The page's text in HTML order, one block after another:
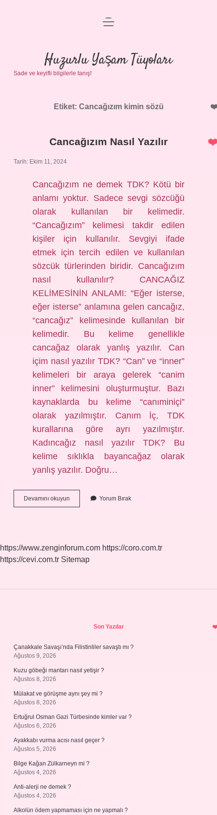
Anasayfa
Gizlilik Politikası
Yasal Uyarı
menüyü
Huzurlu Yaşam Tüyoları
Sade ve keyifli bilgilerle tanış!
Etiket: Cancağızım kimin sözü
Cancağızım Nasıl Yazılır
Tarih: Ekim 11, 2024
Cancağızım ne demek TDK? Kötü bir
anlamı yoktur. Sadece sevgi sözcüğü
olarak kullanılan bir kelimedir.
“Cancağızım” kelimesi takdir edilen
kişiler için kullanılır. Sevgiyi ifade
etmek için tercih edilen ve kullanılan
sözcük türlerinden biridir. Cancağızım
nasıl kullanılır? CANCAĞIZ
KELİMESİNİN ANLAMI: “Eğer isterse,
eğer isterse” anlamına gelen cancağız,
“cancağız” kelimesinde kullanılan bir
kelimedir. Bu kelime genellikle
cancağaz olarak yanlış yazılır. Can
içim nasıl yazılır TDK? “Can” ve “inner”
kelimeleri bir araya gelerek “canim
inner” kelimesini oluşturmuştur. Bazı
kaynaklarda bu kelime “canıminiçi”
olarak yazılmıştır. Canım İç, TDK
kurallarına göre ayrı yazılmıştır.
Kadıncağız nasıl yazılır TDK? Bu
kelime sıklıkla bayancağaz olarak
yanlış yazılır. Doğru…
Devamını okuyun Cancağızım
Nasıl
Yorum Bırak
https://www.zenginforum.com https://coro.com.tr
https://cevi.com.tr Sitemap
Son Yazılar
Çanakkale Savaşı’nda Filistinliler savaştı mı ?
Ağustos 9, 2026
Kuzu göbeği mantarı nasıl yetişir ?
Ağustos 8, 2026
Mülakat ve görüşme aynı şey mi ?
Ağustos 8, 2026
Ertuğrul Osman Gazi Türbesinde kimler var ?
Ağustos 6, 2026
Ayakkabı vurma acısı nasıl geçer ?
Ağustos 5, 2026
Bilge Kağan Zülkarneyn mi ?
Ağustos 4, 2026
Anti-alerji ne demek ?
Ağustos 4, 2026
Alkolün ödem yapmaması için ne yapmalı ?